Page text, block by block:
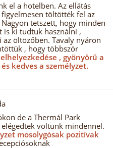
el a hotelben. Az ellátás
töltötték fel az
tetszett, hogy minden
ki tudtuk használni ,
öltözőben. Tavaly nyáron
, hogy többször
, gyönyörű a
kedves a személyzet.
de a Thermál Park
voltunk mindennel.
mosolygósak pozitívak